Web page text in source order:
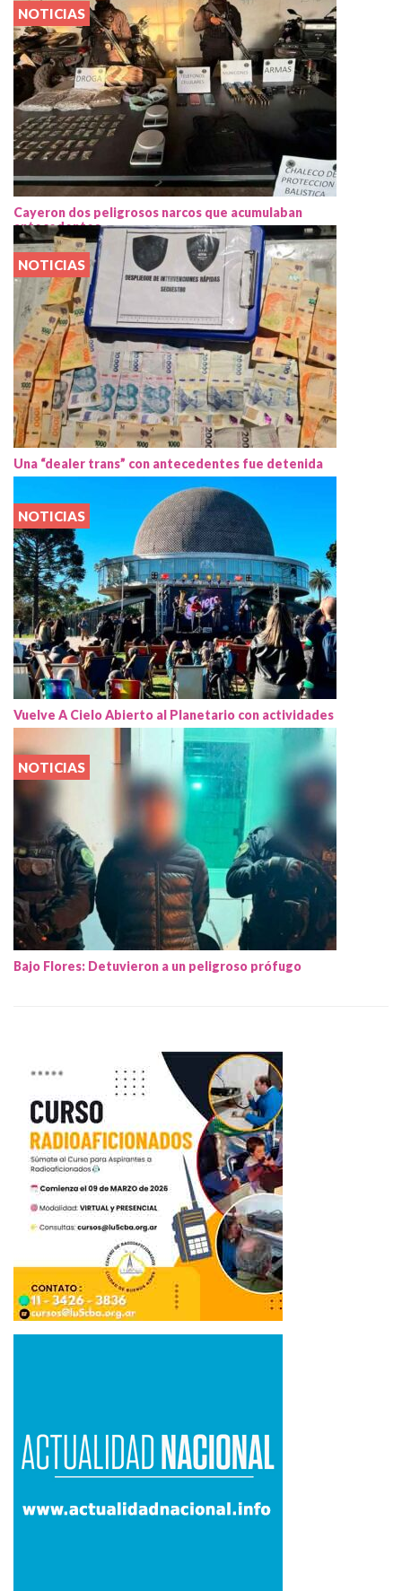
NOTICIAS
Cayeron dos peligrosos narcos que acumulaban
antecedentes
NOTICIAS
Una “dealer trans” con antecedentes fue detenida
NOTICIAS
Vuelve A Cielo Abierto al Planetario con actividades
NOTICIAS
Bajo Flores: Detuvieron a un peligroso prófugo